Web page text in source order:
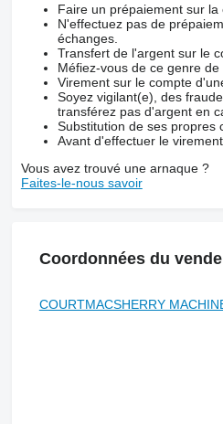
Faire un prépaiement sur la
N'effectuez pas de
échanges.
Transfert de l'argent sur le
Méfiez-vous de ce genre
Virement sur le compte
Soyez vigilant(e), des
transférez pas d'argent en
Substitution de ses propres
Avant d'effectuer le
Vous avez trouvé une arnaque ?
Faites-le-nous savoir
Coordonnées du
COURTMACSHERRY